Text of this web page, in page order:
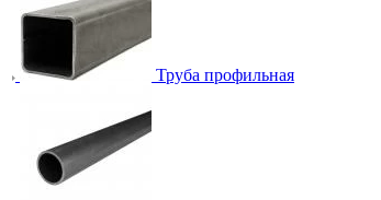
Труба профильная